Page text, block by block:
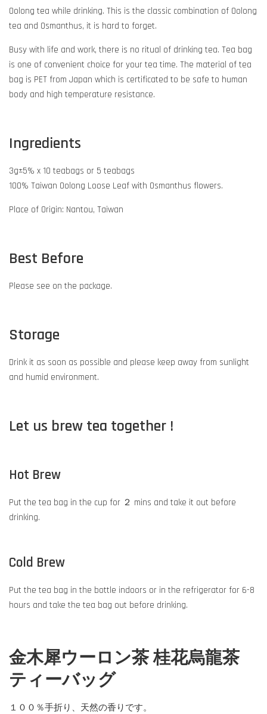
Oolong tea while drinking. This is the classic combination of Oolong
tea and Osmanthus, it is hard to forget.
Busy with life and work, there is no ritual of drinking tea. Tea bag
is one of convenient choice for your tea time. The material of tea
bag is PET from Japan which is certificated to be safe to human
body and high temperature resistance.
Ingredients
3g±5% x 10 teabags or 5 teabags
100% Taiwan Oolong Loose Leaf with Osmanthus flowers.
Place of Origin: Nantou, Taiwan
Best Before
Please see on the package.
Storage
Drink it as soon as possible and please keep away from sunlight
and humid environment.
Let us brew tea together !
Hot Brew
Put the tea bag in the cup for ２ mins and take it out before
drinking.
Cold Brew
Put the tea bag in the bottle indoors or in the refrigerator for 6-8
hours and take the tea bag out before drinking.
金木犀ウーロン茶 桂花烏龍茶
ティーバッグ
１００％手折り、天然の香りです。